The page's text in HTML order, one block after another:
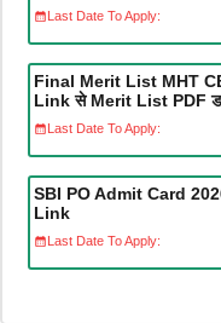
Last Date To Apply:
Final Merit List MHT
Link से Merit List PDF
Last Date To Apply:
SBI PO Admit Card 2026
Link
Last Date To Apply: